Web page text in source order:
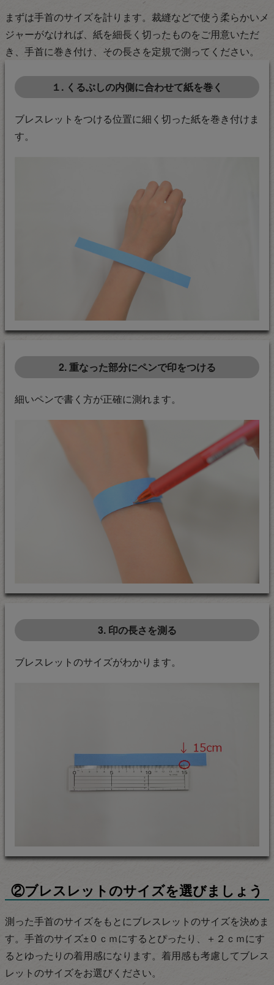
まずは手首のサイズを計ります。裁縫などで使う柔らかいメ
ジャーがなければ、紙を細長く切ったものをご用意いただ
き、手首に巻き付け、その長さを定規で測ってください。
１. くるぶしの内側に合わせて紙を巻く
ブレスレットをつける位置に細く切った紙を巻き付けま
す。
2. 重なった部分にペンで印をつける
細いペンで書く方が正確に測れます。
3. 印の長さを測る
ブレスレットのサイズがわかります。
②ブレスレットのサイズを選びましょう
測った手首のサイズをもとにブレスレットのサイズを決めま
す。手首のサイズ±０ｃｍにするとぴったり、＋２ｃｍにす
るとゆったりの着用感になります。着用感も考慮してブレス
レットのサイズをお選びください。